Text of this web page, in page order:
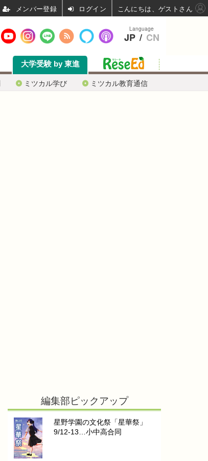
ミツカル学び ミツカル教育通信
大学受験 by 東進
編集部ピックアップ
星野学園の文化祭「星華祭」
9/12-13…小中高合同
Language
JP / CN
ログイン こんにちは、ゲストさん